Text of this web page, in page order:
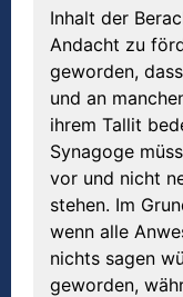
Inhalt der
Andacht zu
geworden,
und an
ihrem Tallit
Synagoge
vor und nicht
stehen. Im
wenn alle
nichts sagen
geworden,